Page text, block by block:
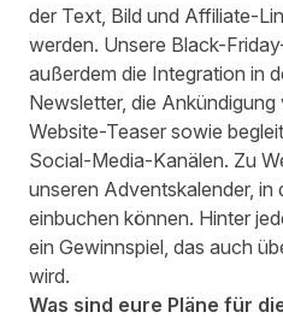
der Text, Bild und Affiliate-
werden. Unsere Black-
außerdem die Integration in
Newsletter, die Ankündigung
Website-Teaser sowie
Social-Media-Kanälen. Zu
unseren Adventskalender, in
einbuchen können. Hinter
ein Gewinnspiel, das auch
wird.
Was sind eure Pläne für